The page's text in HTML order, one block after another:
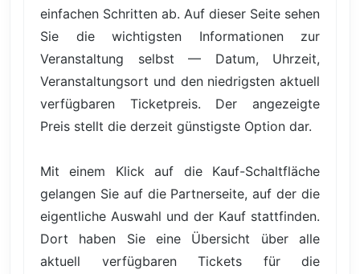
einfachen Schritten ab. Auf dieser Seite sehen
Sie die wichtigsten Informationen zur
Veranstaltung selbst — Datum, Uhrzeit,
Veranstaltungsort und den niedrigsten aktuell
verfügbaren Ticketpreis. Der angezeigte
Preis stellt die derzeit günstigste Option dar.
Mit einem Klick auf die Kauf-Schaltfläche
gelangen Sie auf die Partnerseite, auf der die
eigentliche Auswahl und der Kauf stattfinden.
Dort haben Sie eine Übersicht über alle
aktuell verfügbaren Tickets für die